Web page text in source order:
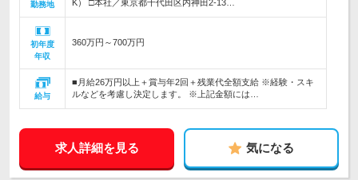
勤務地
K） □本社／東京都千代田区内神田2-13…
初年度
年収
360万円～700万円
給与
■月給26万円以上＋賞与年2回＋残業代全額支給 ※経験・スキ
ルなどを考慮し決定します。 ※上記金額には…
求人詳細を見る 気になる